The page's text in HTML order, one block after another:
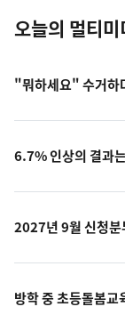
오늘의 멀티미
"뭐하세요" 수거하
6.7% 인상의 결과
2027년 9월 신청
방학 중 초등돌봄교